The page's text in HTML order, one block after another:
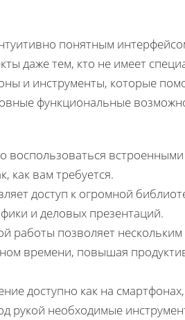
понятным
даже тем, кто не имеет
и инструменты, которые
функциональные
воспользоваться
как вам требуется.
доступ к огромной
и деловых презентаций.
работы позволяет
времени, повышая
доступно как на
рукой необходимые